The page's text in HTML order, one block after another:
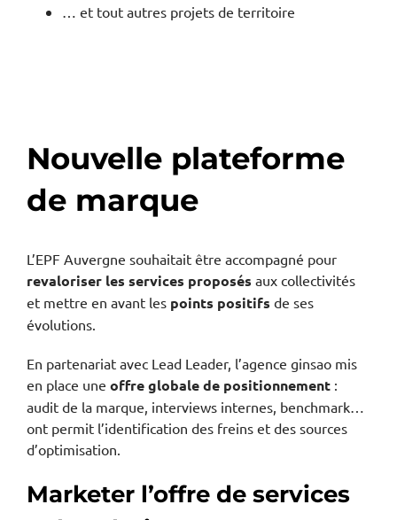
… et tout autres projets de territoire
Nouvelle plateforme
de marque
L’EPF Auvergne souhaitait être accompagné pour
revaloriser les services proposés aux collectivités
et mettre en avant les points positifs de ses
évolutions.
En partenariat avec Lead Leader, l’agence ginsao mis
en place une offre globale de positionnement:
audit de la marque, interviews internes, benchmark…
ont permit l’identification des freins et des sources
d’optimisation.
Marketer l’offre de services